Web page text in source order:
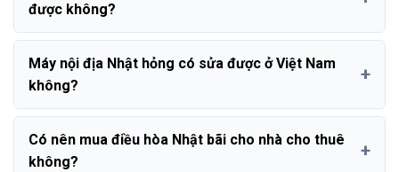
được không?
Máy nội địa Nhật hỏng có sửa được ở Việt Nam
không?
Có nên mua điều hòa Nhật bãi cho nhà cho thuê
không?